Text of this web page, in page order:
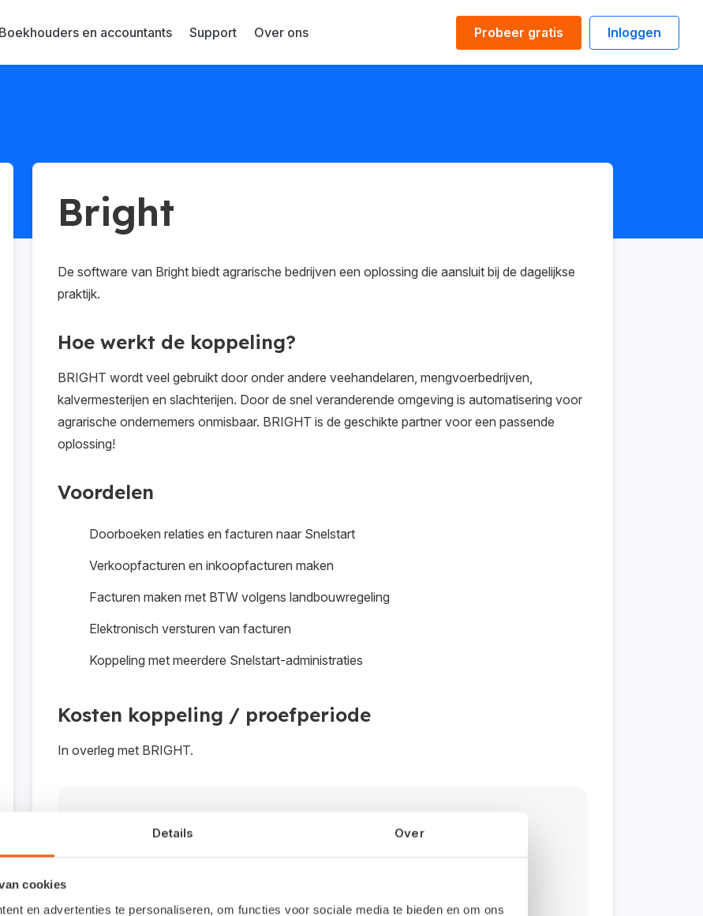
Details Over
cookies
en advertenties te personaliseren, om functies voor sociale media te bieden en om ons
Probeer gratis Inloggen
Boekhouders en accountants Support Over ons
Bright
De software van Bright biedt agrarische bedrijven een oplossing die aansluit bij de dagelijkse
praktijk.
Hoe werkt de koppeling?
BRIGHT wordt veel gebruikt door onder andere veehandelaren, mengvoerbedrijven,
kalvermesterijen en slachterijen. Door de snel veranderende omgeving is automatisering voor
agrarische ondernemers onmisbaar. BRIGHT is de geschikte partner voor een passende
oplossing!
Voordelen
Doorboeken relaties en facturen naar Snelstart
Verkoopfacturen en inkoopfacturen maken
Facturen maken met BTW volgens landbouwregeling
Elektronisch versturen van facturen
Koppeling met meerdere Snelstart-administraties
Kosten koppeling / proefperiode
In overleg met BRIGHT.
Interesse in deze koppeling?